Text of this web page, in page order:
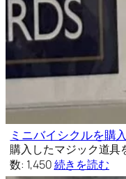
ミニバイシクルを購入
購入したマジック道具
数: 1,450続きを読む